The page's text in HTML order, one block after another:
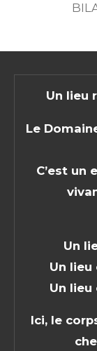
Un lieu
Le
C’est un
Un
Un lieu
Un lieu
Ici, le